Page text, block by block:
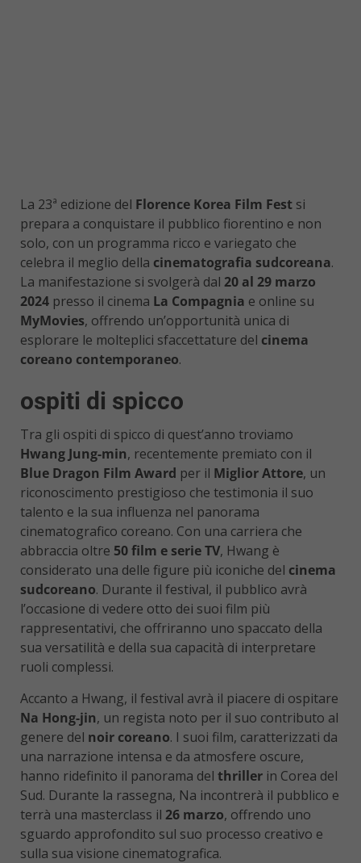
La 23ª edizione del Florence Korea Film Fest si
prepara a conquistare il pubblico fiorentino e non
solo, con un programma ricco e variegato che
celebra il meglio della cinematografia sudcoreana.
La manifestazione si svolgerà dal 20 al 29 marzo
2024 presso il cinema La Compagnia e online su
MyMovies, offrendo un’opportunità unica di
esplorare le molteplici sfaccettature del cinema
coreano contemporaneo.
ospiti di spicco
Tra gli ospiti di spicco di quest’anno troviamo
Hwang Jung-min, recentemente premiato con il
Blue Dragon Film Award per il Miglior Attore, un
riconoscimento prestigioso che testimonia il suo
talento e la sua influenza nel panorama
cinematografico coreano. Con una carriera che
abbraccia oltre 50 film e serie TV, Hwang è
considerato una delle figure più iconiche del cinema
sudcoreano. Durante il festival, il pubblico avrà
l’occasione di vedere otto dei suoi film più
rappresentativi, che offriranno uno spaccato della
sua versatilità e della sua capacità di interpretare
ruoli complessi.
Accanto a Hwang, il festival avrà il piacere di ospitare
Na Hong-jin, un regista noto per il suo contributo al
genere del noir coreano. I suoi film, caratterizzati da
una narrazione intensa e da atmosfere oscure,
hanno ridefinito il panorama del thriller in Corea del
Sud. Durante la rassegna, Na incontrerà il pubblico e
terrà una masterclass il 26 marzo, offrendo uno
sguardo approfondito sul suo processo creativo e
sulla sua visione cinematografica.